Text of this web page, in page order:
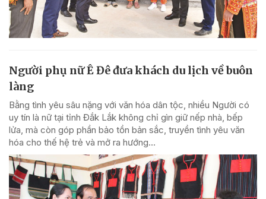
Người phụ nữ Ê Đê đưa khách du lịch về buôn
làng
Bằng tình yêu sâu nặng với văn hóa dân tộc, nhiều Người có
uy tín là nữ tại tỉnh Đắk Lắk không chỉ gìn giữ nếp nhà, bếp
lửa, mà còn góp phần bảo tồn bản sắc, truyền tình yêu văn
hóa cho thế hệ trẻ và mở ra hướng...